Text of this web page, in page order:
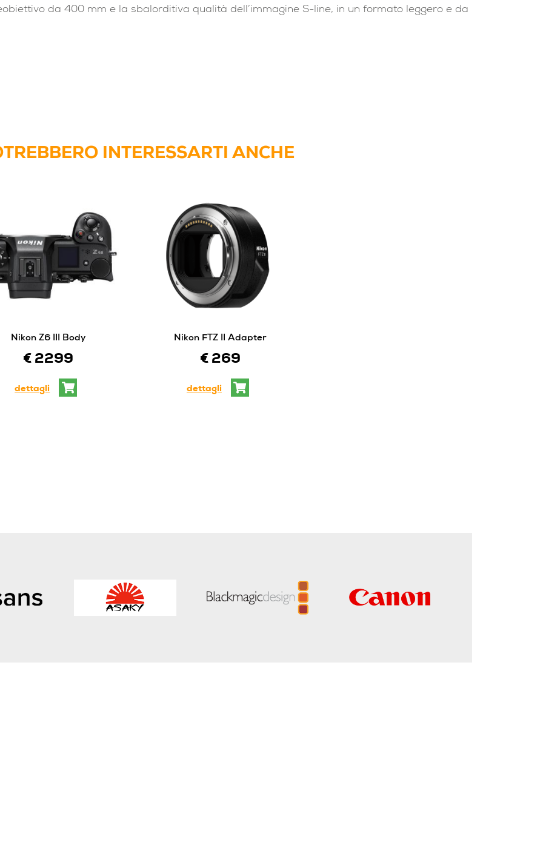
da 400 mm e la sbalorditiva qualità dell’immagine S-line, in un formato leggero e da
INTERESSARTI ANCHE
Nikon Z6 III Body
€ 2299
dettagli
Nikon FTZ II Adapter
€ 269
dettagli